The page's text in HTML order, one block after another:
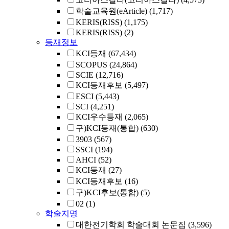
학술교육원(eArticle) (1,717)
KERIS(RISS) (1,175)
KERIS(RISS) (2)
등재정보
KCI등재 (67,434)
SCOPUS (24,864)
SCIE (12,716)
KCI등재후보 (5,497)
ESCI (5,443)
SCI (4,251)
KCI우수등재 (2,065)
구)KCI등재(통합) (630)
3903 (567)
SSCI (194)
AHCI (52)
KCI등재 (27)
KCI등재후보 (16)
구)KCI후보(통합) (5)
02 (1)
학술지명
대한전기학회 학술대회 논문집 (3,596)